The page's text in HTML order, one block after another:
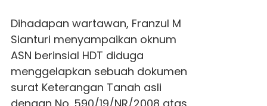
Dihadapan wartawan, Franzul M
Sianturi menyampaikan oknum
ASN berinsial HDT diduga
menggelapkan sebuah dokumen
surat Keterangan Tanah asli